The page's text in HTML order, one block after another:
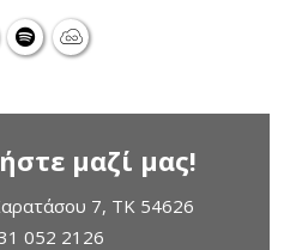
μαζί μας!
7, TK 54626
052 2126